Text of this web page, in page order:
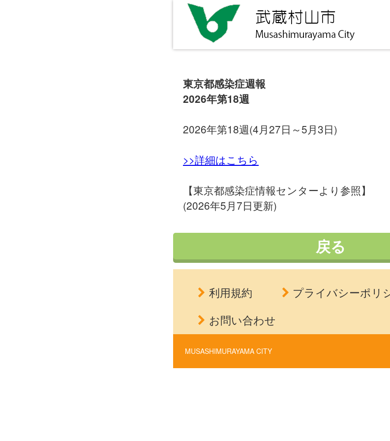
東京都感染症週報
2026年第18週
2026年第18週(4月27日～5月3日)
>>詳細はこちら
【東京都感染症情報センターより参照】
(2026年5月7日更新)
戻る
利用規約
プライバシーポリ
お問い合わせ
MUSASHIMURAYAMA CITY